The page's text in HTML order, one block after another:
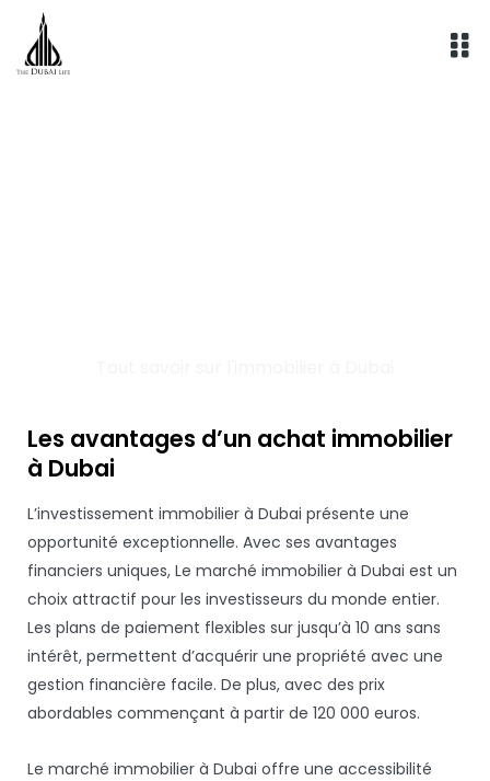
contenu
Les avantages d’un achat immobilier
à Dubai
L’investissement immobilier à Dubai présente une
opportunité exceptionnelle. Avec ses avantages
financiers uniques, Le marché immobilier à Dubai est un
choix attractif pour les investisseurs du monde entier.
Les plans de paiement flexibles sur jusqu’à 10 ans sans
intérêt, permettent d’acquérir une propriété avec une
gestion financière facile. De plus, avec des prix
abordables commençant à partir de 120 000 euros.
Le marché immobilier à Dubai offre une accessibilité